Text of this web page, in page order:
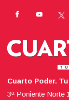
Cuarto Poder.
3ª Poniente Norte